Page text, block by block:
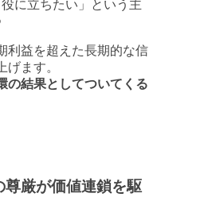
に立ちたい」という主
利益を超えた長期的な信
げます。
の結果としてついてくる
尊厳が価値連鎖を駆